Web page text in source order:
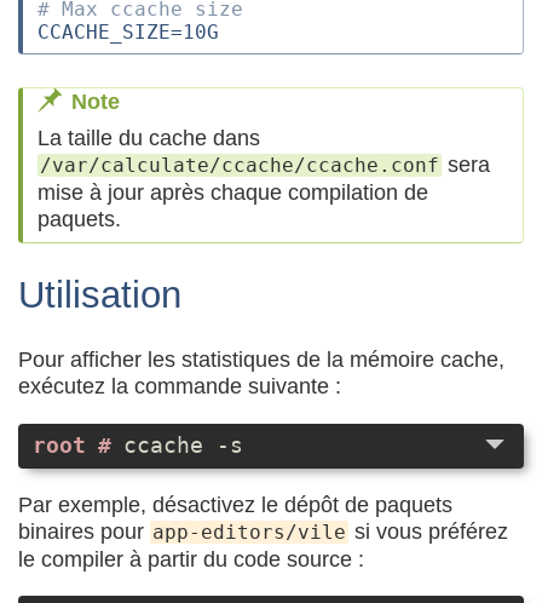
# Max ccache size
CCACHE_SIZE=
Note
La taille du cache dans
/var/calculate/ccache/ccache.conf sera
mise à jour après chaque compilation de
paquets.
Utilisation
Pour afficher les statistiques de la mémoire cache,
exécutez la commande suivante :
ccache -s
Par exemple, désactivez le dépôt de paquets
binaires pour app-editors/vile si vous préférez
le compiler à partir du code source :